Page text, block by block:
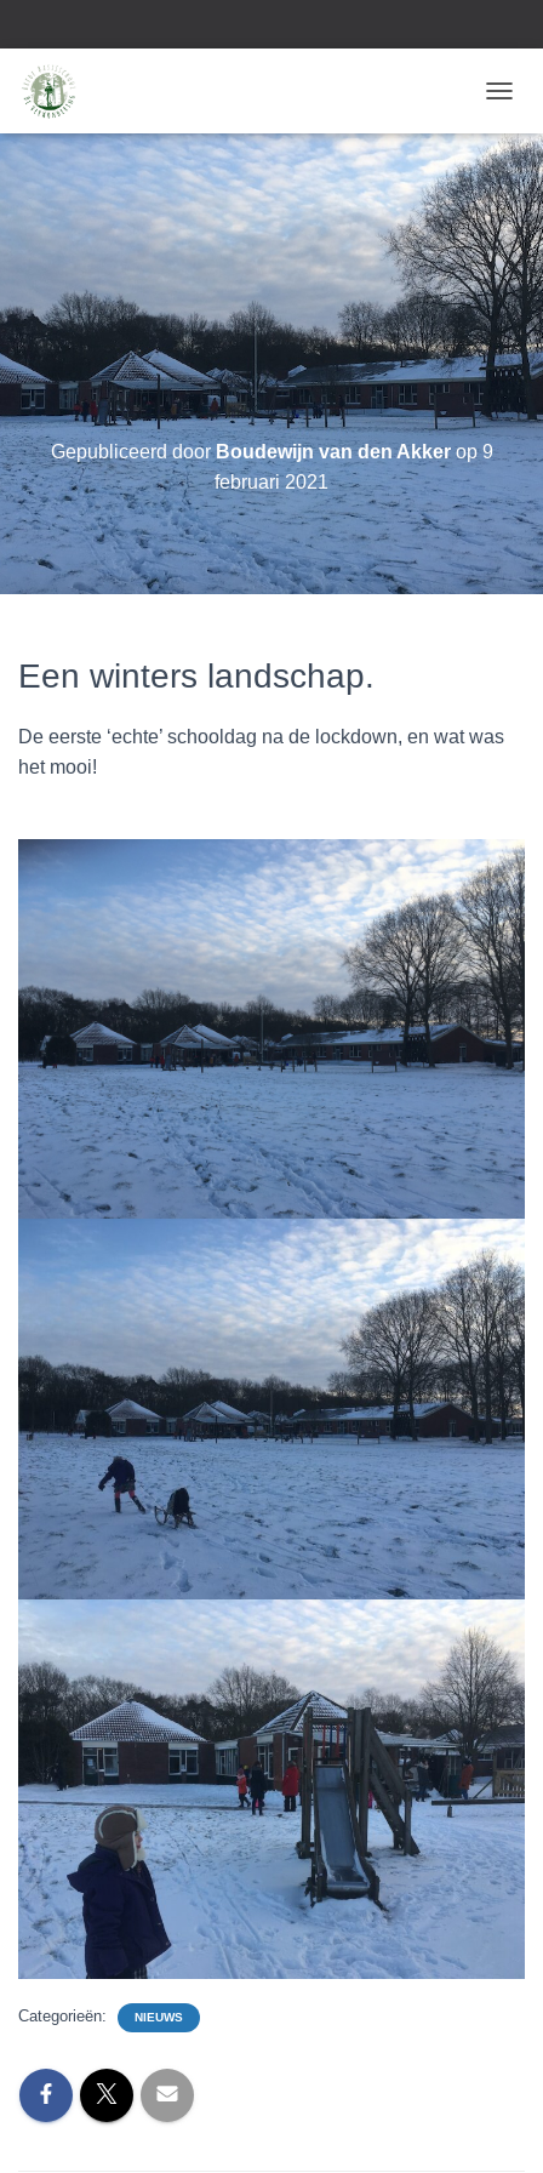
O
G
G
L
E
N
A
V
I
G
A
T
I
E
Gepubliceerd door Boudewijn van den Akkerop9
februari 2021
Een winters landschap.
De eerste ‘echte’ schooldag na de lockdown, en wat was
het mooi!
Categorieën: NIEUWS